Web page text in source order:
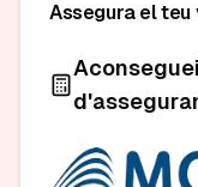
Assegura el teu